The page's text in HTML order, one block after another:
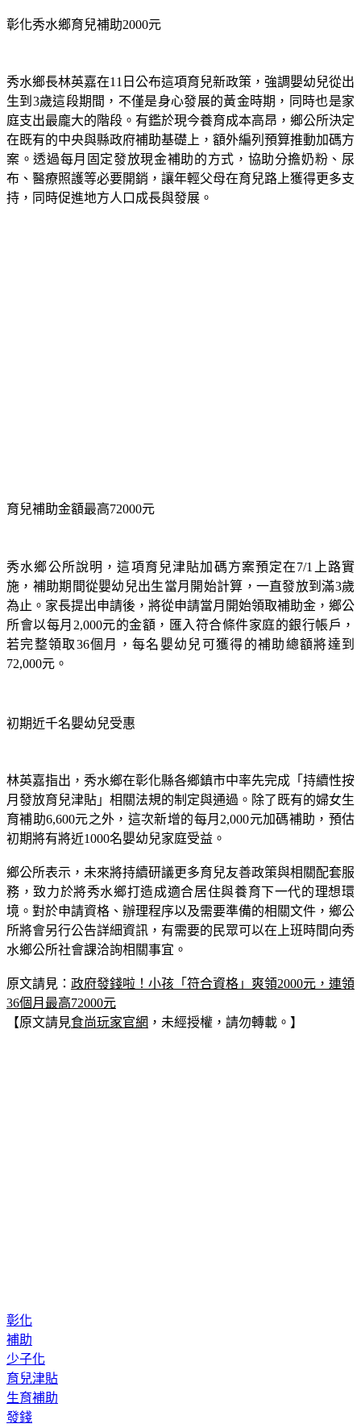
秀水鄉長林英嘉在11日公布這項育兒新政策，強調嬰幼兒從出
生到3歲這段期間，不僅是身心發展的黃金時期，同時也是家
庭支出最龐大的階段。有鑑於現今養育成本高昂，鄉公所決定
在既有的中央與縣政府補助基礎上，額外編列預算推動加碼方
案。透過每月固定發放現金補助的方式，協助分擔奶粉、尿
布、醫療照護等必要開銷，讓年輕父母在育兒路上獲得更多支
秀水鄉公所說明，這項育兒津貼加碼方案預定在7/1上路實
施，補助期間從嬰幼兒出生當月開始計算，一直發放到滿3歲
為止。家長提出申請後，將從申請當月開始領取補助金，鄉公
所會以每月2,000元的金額，匯入符合條件家庭的銀行帳戶，
若完整領取36個月，每名嬰幼兒可獲得的補助總額將達到
林英嘉指出，秀水鄉在彰化縣各鄉鎮市中率先完成「持續性按
月發放育兒津貼」相關法規的制定與通過。除了既有的婦女生
育補助6,600元之外，這次新增的每月2,000元加碼補助，預估
鄉公所表示，未來將持續研議更多育兒友善政策與相關配套服
務，致力於將秀水鄉打造成適合居住與養育下一代的理想環
境。對於申請資格、辦理程序以及需要準備的相關文件，鄉公
所將會另行公告詳細資訊，有需要的民眾可以在上班時間向秀
原文請見：政府發錢啦！小孩「符合資格」爽領2000元，連領
36個月最高72000元
彰化
補助
少子化
育兒津貼
生育補助